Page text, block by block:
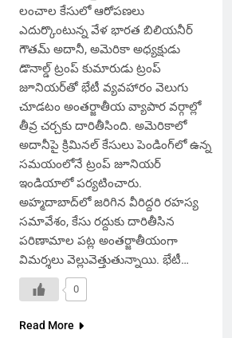
లంచాల కేసులో ఆరోపణలు
ఎదుర్కొంటున్న వేళ భారత బిలియనీర్
గౌతమ్ అదానీ, అమెరికా అధ్యక్షుడు
డొనాల్డ్ ట్రంప్ కుమారుడు ట్రంప్
జూనియర్‌తో భేటీ వ్యవహారం వెలుగు
చూడటం అంతర్జాతీయ వ్యాపార వర్గాల్లో
తీవ్ర చర్చకు దారితీసింది. అమెరికాలో
అదానీపై క్రిమినల్ కేసులు పెండింగ్‌లో ఉన్న
సమయంలోనే ట్రంప్ జూనియర్
ఇండియాలో పర్యటించారు.
అహ్మదాబాద్‌లో జరిగిన వీరిద్దరి రహస్య
సమావేశం, కేసు రద్దుకు దారితీసిన
పరిణామాల పట్ల అంతర్జాతీయంగా
విమర్శలు వెల్లువెత్తుతున్నాయి. భేటీ…
0
Read More